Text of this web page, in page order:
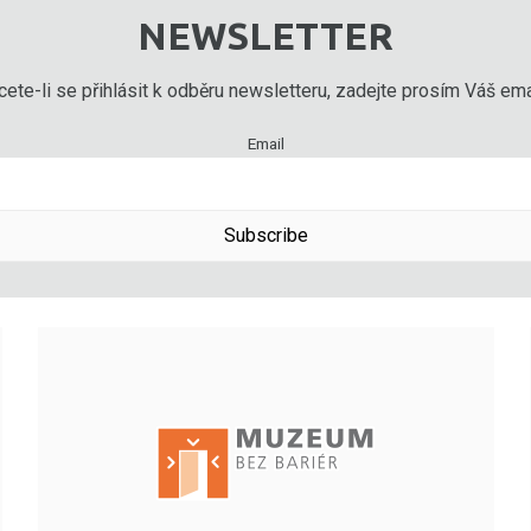
NEWSLETTER
li se přihlásit k odběru newsletteru, zadejte prosím Váš
Email
Subscribe